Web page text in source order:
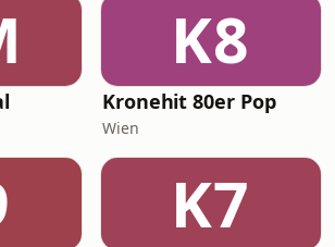
K8
Kronehit 80er Pop
Wien
K7